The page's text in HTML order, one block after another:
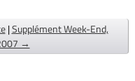
|Supplément Week-End,
→